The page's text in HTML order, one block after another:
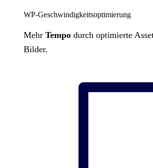
WP-Geschwindigkeitsoptimierung
Mehr Tempo durch optimierte
Bilder.